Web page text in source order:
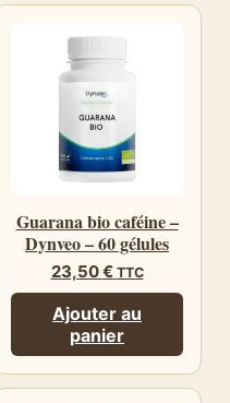
Guarana bio caféine –
Dynveo – 60 gélules
23,50€ TTC
Ajouter au
panier